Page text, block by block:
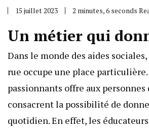
15 juillet 2023 2 minutes, 6 seconds
Un métier qui
Dans le monde des aides
rue occupe une place
passionnants offre aux personnes
consacrent la possibilité de
quotidien. En effet, les